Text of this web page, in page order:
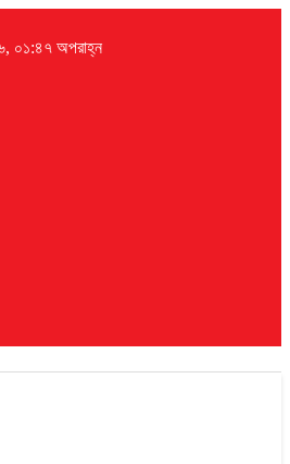
০১:৪৭ অপরাহ্ন